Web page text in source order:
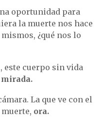
oportunidad para
la muerte nos hace
¿qué nos lo
este cuerpo sin vida
La que ve con el
ora.